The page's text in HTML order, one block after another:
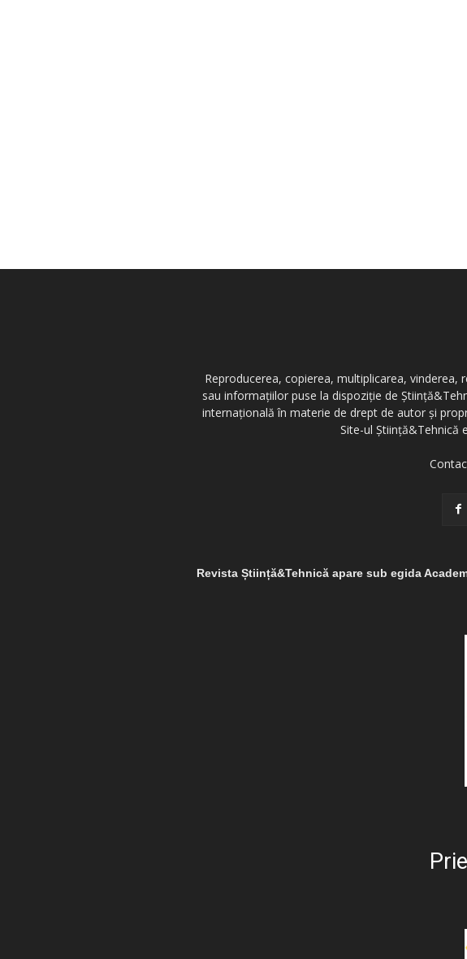
Reproducerea, copierea, multiplicarea,
sau informațiilor puse la dispoziție de
internațională în materie de drept de autor și
Site-ul Știință&Tehnică
Revista Știință&Tehnică apare sub egida